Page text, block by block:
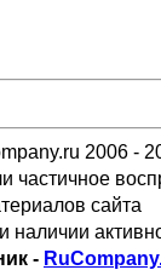
2006 -
частичное
сайта
наличии
-